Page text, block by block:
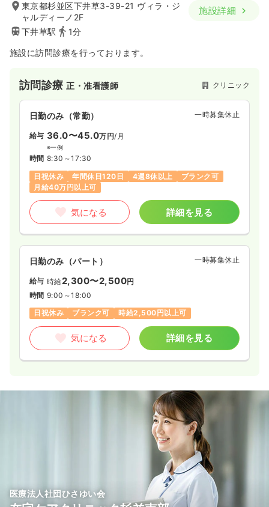
東京都杉並区下井草3-39-21 ヴィラ・ジ
ャルディーノ2F
下井草駅
1分
施設詳細
施設に訪問診療を行っております。
訪問診療正・准看護師 クリニック
日勤のみ（常勤） 一時募集休止
給与 36.0〜45.0万円/月
※一例
時間 8:30～17:30
日祝休み
年間休日120日 4週8休以上
ブランク可
月給40万円以上可
気になる 詳細を見る
日勤のみ（パート） 一時募集休止
給与 時給2,300〜2,500円
時間 9:00～18:00
日祝休み
ブランク可 時給2,500円以上可
気になる 詳細を見る
医療法人社団ひさゆい会